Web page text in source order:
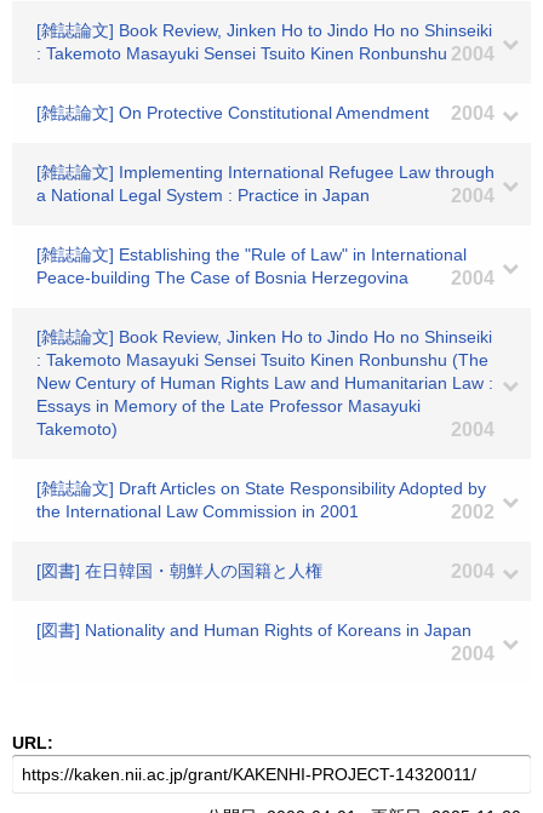
[雑誌論文] Book Review, Jinken Ho to Jindo Ho no Shinseiki
: Takemoto Masayuki Sensei Tsuito Kinen Ronbunshu 2004
[雑誌論文] On Protective Constitutional Amendment 2004
[雑誌論文] Implementing International Refugee Law through
a National Legal System : Practice in Japan
2004
[雑誌論文] Establishing the "Rule of Law" in International
Peace-building The Case of Bosnia Herzegovina
2004
[雑誌論文] Book Review, Jinken Ho to Jindo Ho no Shinseiki
: Takemoto Masayuki Sensei Tsuito Kinen Ronbunshu (The
New Century of Human Rights Law and Humanitarian Law :
Essays in Memory of the Late Professor Masayuki
Takemoto)
2004
[雑誌論文] Draft Articles on State Responsibility Adopted by
the International Law Commission in 2001
2002
[図書] 在日韓国・朝鮮人の国籍と人権 2004
[図書] Nationality and Human Rights of Koreans in Japan
2004
URL: